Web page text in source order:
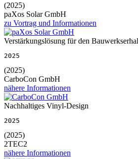
(2025)
paXos Solar GmbH
zu Vortrag und Informationen
Verstärkungslösung für den
2025
(2025)
CarboCon GmbH
nähere Informationen
Nachhaltiges Vinyl-Design
2025
(2025)
2TEC2
nähere Informationen